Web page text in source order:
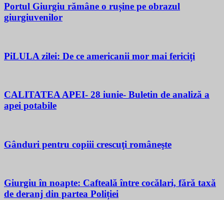
Portul Giurgiu rămâne o rușine pe obrazul
giurgiuvenilor
PiLULA zilei: De ce americanii mor mai fericiți
CALITATEA APEI- 28 iunie- Buletin de analiză a
apei potabile
Gânduri pentru copiii crescuţi româneşte
Giurgiu în noapte: Cafteală între cocălari, fără taxă
de deranj din partea Poliției